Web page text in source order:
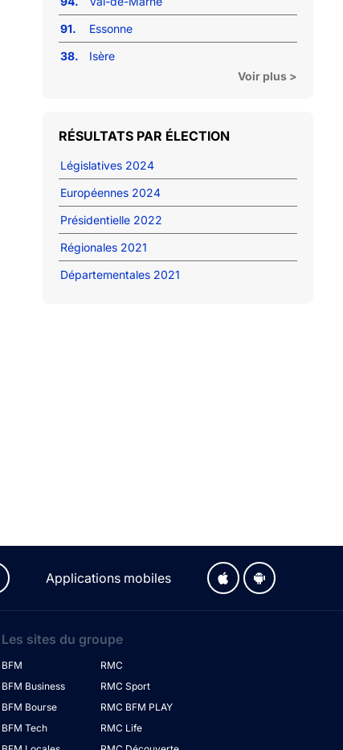
91.
Essonne
38.
Isère
Voir plus >
RÉSULTATS PAR ÉLECTION
Législatives 2024
Européennes 2024
Présidentielle 2022
Régionales 2021
Départementales 2021
Applications mobiles
Les sites du groupe
BFM
BFM Business
BFM Bourse
BFM Tech
RMC
RMC Sport
RMC BFM PLAY
RMC Life